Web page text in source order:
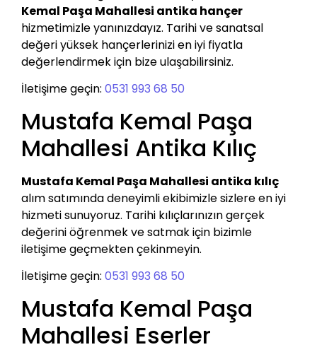
Kemal Paşa Mahallesi antika hançer
hizmetimizle yanınızdayız. Tarihi ve sanatsal
değeri yüksek hançerlerinizi en iyi fiyatla
değerlendirmek için bize ulaşabilirsiniz.
İletişime geçin: 0531 993 68 50
Mustafa Kemal Paşa
Mahallesi Antika Kılıç
Mustafa Kemal Paşa Mahallesi antika kılıç
alım satımında deneyimli ekibimizle sizlere en iyi
hizmeti sunuyoruz. Tarihi kılıçlarınızın gerçek
değerini öğrenmek ve satmak için bizimle
iletişime geçmekten çekinmeyin.
İletişime geçin: 0531 993 68 50
Mustafa Kemal Paşa
Mahallesi Eserler